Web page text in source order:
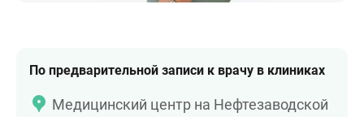
По предварительной записи к врачу в клиниках
Медицинский центр на Нефтезаводской